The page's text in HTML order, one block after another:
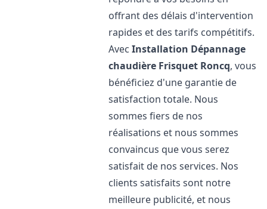
offrant des délais d'intervention
rapides et des tarifs compétitifs.
AvecInstallation Dépannage
chaudière Frisquet Roncq, vous
bénéficiez d'une garantie de
satisfaction totale. Nous
sommes fiers de nos
réalisations et nous sommes
convaincus que vous serez
satisfait de nos services. Nos
clients satisfaits sont notre
meilleure publicité, et nous